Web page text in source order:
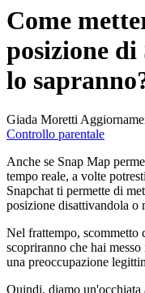
Come
posizione
lo
Giada Moretti
Controllo parentale
Anche se Snap Map
tempo reale, a volte
Snapchat ti permette di
posizione disattivandola o
Nel frattempo, scommetto
scopriranno che hai
una preoccupazione
Quindi, diamo